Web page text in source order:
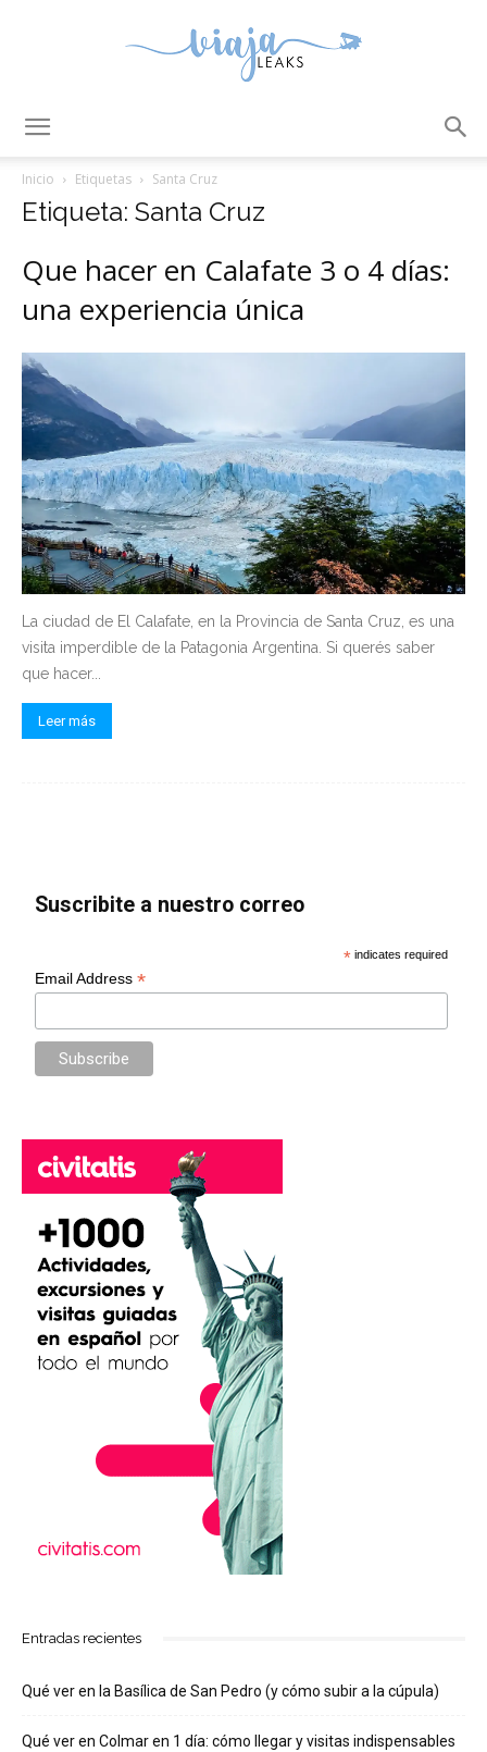
Inicio Etiquetas Santa Cruz
Etiqueta: Santa Cruz
Que hacer en Calafate 3 o 4 días:
una experiencia única
La ciudad de El Calafate, en la Provincia de Santa Cruz, es una
visita imperdible de la Patagonia Argentina. Si querés saber
que hacer...
Leer más
Suscribite a nuestro correo
* indicates required
Email Address*
Entradas recientes
Qué ver en la Basílica de San Pedro (y cómo subir a la cúpula)
Qué ver en Colmar en 1 día: cómo llegar y visitas indispensables